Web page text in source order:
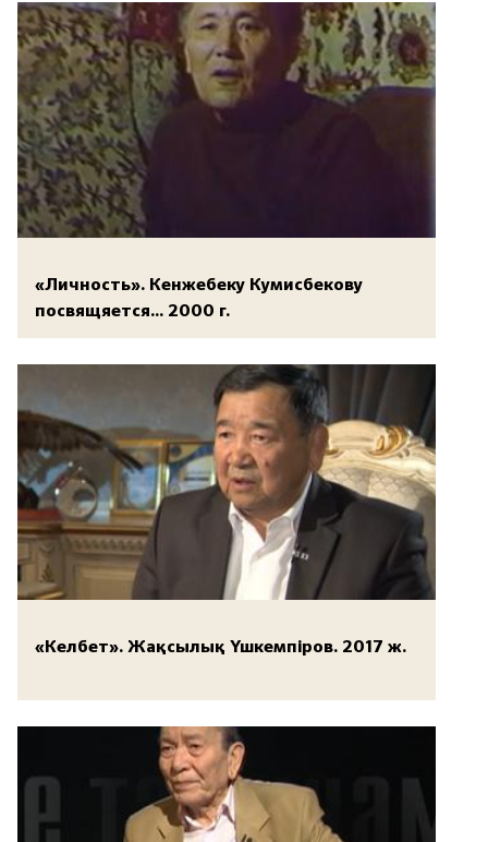
«Личность». Кенжебеку Кумисбекову
посвящяется... 2000 г.
«Келбет». Жақсылық Үшкемпіров. 2017 ж.